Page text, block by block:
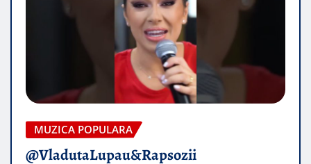
MUZICA POPULARA
@VladutaLupau&Rapsozii